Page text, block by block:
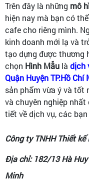
Trên đây là những mô
hiện nay mà bạn có
cafe cho riêng mình.
kinh doanh mới lạ và
tạo dựng được thương
chọn Hình Mẫu là dịch
Quận Huyện TP.Hồ Chí
sản phẩm vừa ý và tốt
và chuyên nghiệp
tiết về dịch vụ, các
Công ty TNHH Thiết kế
Địa chỉ: 182/13 Hà Huy
Minh